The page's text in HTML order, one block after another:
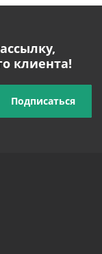
клиента!